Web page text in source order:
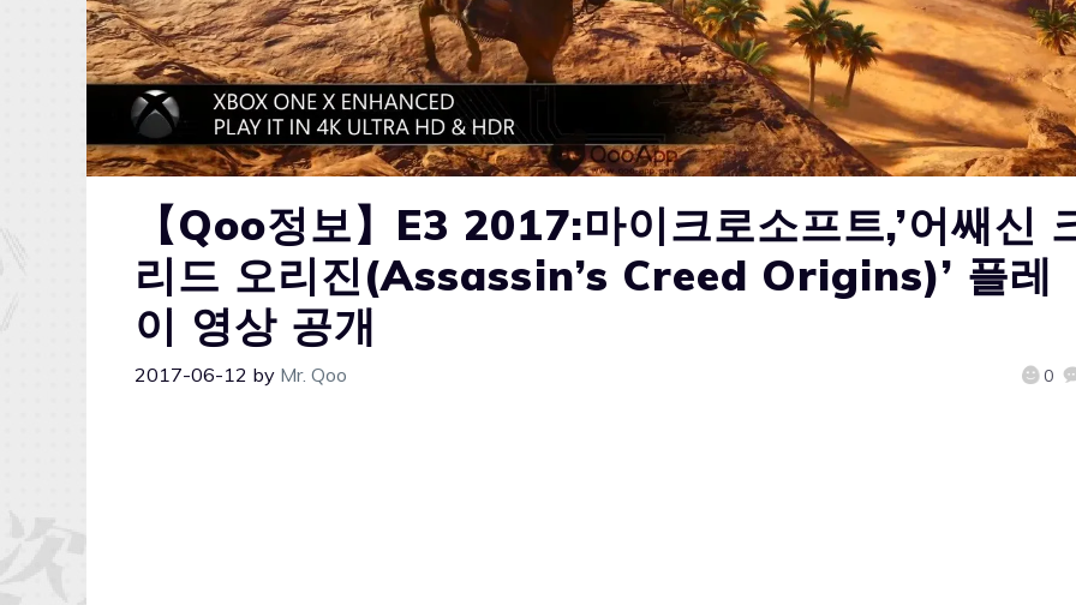
【Qoo정보】E3 2017:마이크로소프트,’어쌔신
리드 오리진(Assassin’s Creed Origins)’ 플레
이 영상 공개
2017-06-12 by Mr. Qoo 0